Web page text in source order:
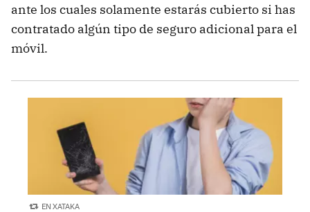
ante los cuales solamente estarás cubierto si has
contratado algún tipo de seguro adicional para el
móvil.
EN XATAKA